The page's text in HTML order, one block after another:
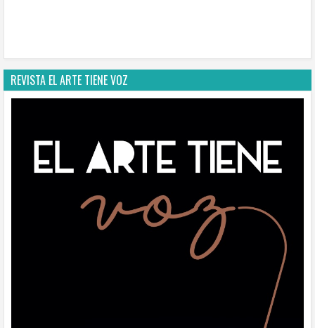
REVISTA EL ARTE TIENE VOZ